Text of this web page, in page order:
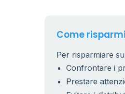
Come
Per risparmiare
Confrontare i
Prestare